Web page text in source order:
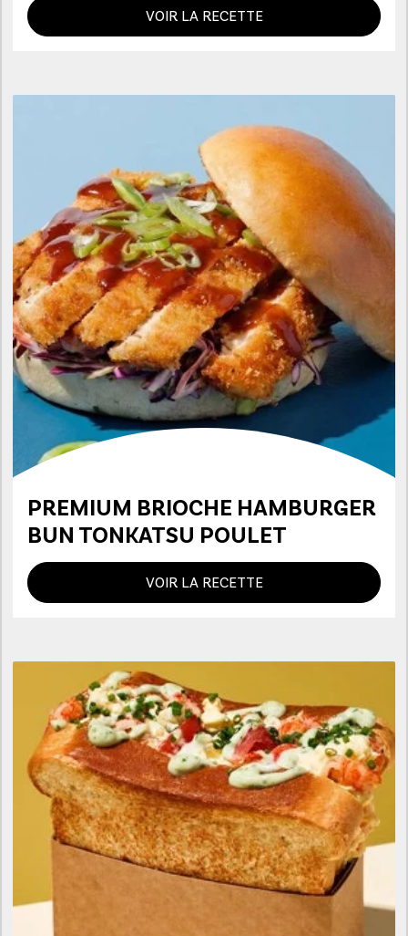
VOIR LA RECETTE
PREMIUM BRIOCHE HAMBURGER
BUN TONKATSU POULET
VOIR LA RECETTE